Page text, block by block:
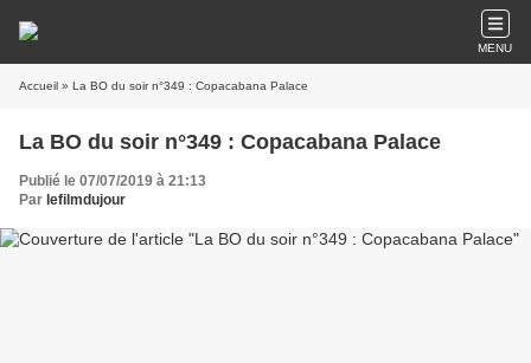
MENU
Accueil » La BO du soir n°349 : Copacabana Palace
La BO du soir n°349 : Copacabana Palace
Publié le 07/07/2019 à 21:13
Par lefilmdujour